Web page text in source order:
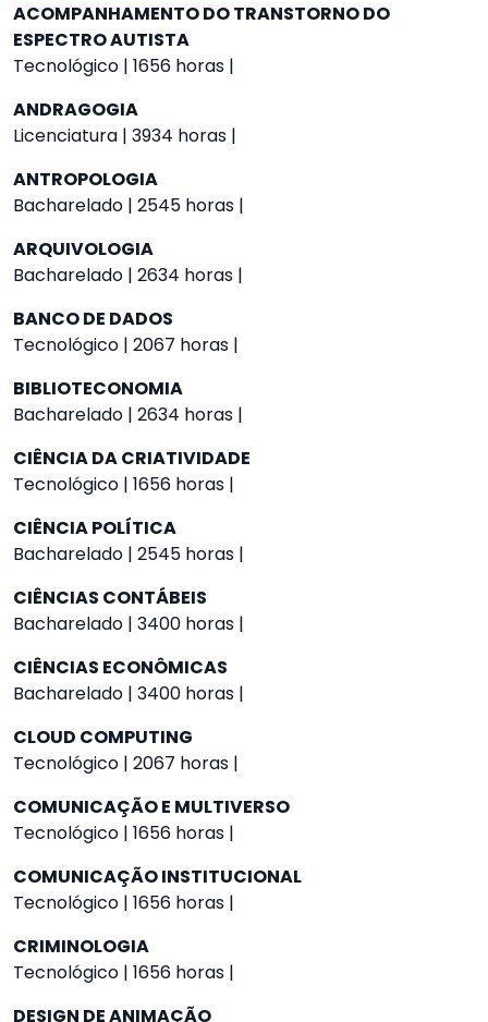
ACOMPANHAMENTO DO TRANSTORNO DO
ESPECTRO AUTISTA
Tecnológico | 1656 horas |
ANDRAGOGIA
Licenciatura | 3934 horas |
ANTROPOLOGIA
Bacharelado | 2545 horas |
ARQUIVOLOGIA
Bacharelado | 2634 horas |
BANCO DE DADOS
Tecnológico | 2067 horas |
BIBLIOTECONOMIA
Bacharelado | 2634 horas |
CIÊNCIA DA CRIATIVIDADE
Tecnológico | 1656 horas |
CIÊNCIA POLÍTICA
Bacharelado | 2545 horas |
CIÊNCIAS CONTÁBEIS
Bacharelado | 3400 horas |
CIÊNCIAS ECONÔMICAS
Bacharelado | 3400 horas |
CLOUD COMPUTING
Tecnológico | 2067 horas |
COMUNICAÇÃO E MULTIVERSO
Tecnológico | 1656 horas |
COMUNICAÇÃO INSTITUCIONAL
Tecnológico | 1656 horas |
CRIMINOLOGIA
Tecnológico | 1656 horas |
DESIGN DE ANIMAÇÃO